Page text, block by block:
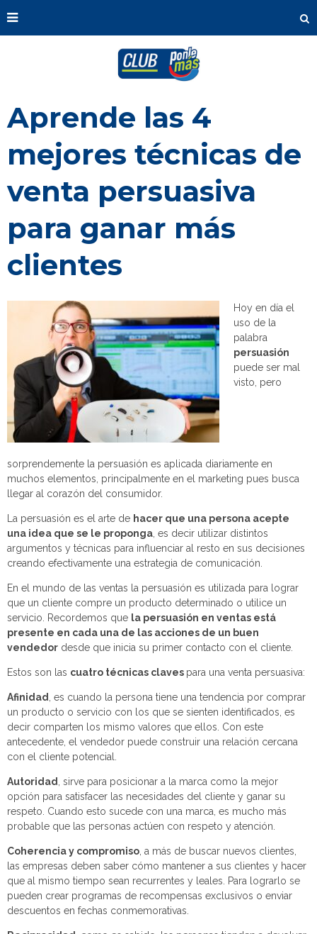
Aprende las 4
mejores técnicas de
venta persuasiva
para ganar más
clientes
Hoy en día el
uso de la
palabra
persuasión
puede ser mal
visto, pero
sorprendemente la persuasión es aplicada diariamente en
muchos elementos, principalmente en el marketing pues busca
llegar al corazón del consumidor.
La persuasión es el arte de hacer que una persona acepte
una idea que se le proponga , es decir utilizar distintos
argumentos y técnicas para influenciar al resto en sus decisiones
creando efectivamente una estrategia de comunicación.
En el mundo de las ventas la persuasión es utilizada para lograr
que un cliente compre un producto determinado o utilice un
servicio. Recordemos que la persuasión en ventas está
presente en cada una de las acciones de un buen
vendedor desde que inicia su primer contacto con el cliente.
Estos son las cuatro técnicas claves para una venta persuasiva:
Afinidad
, es cuando la persona tiene una tendencia por comprar
un producto o servicio con los que se sienten identificados, es
decir comparten los mismo valores que ellos. Con este
antecedente, el vendedor puede construir una relación cercana
con el cliente potencial.
Autoridad
, sirve para posicionar a la marca como la mejor
opción para satisfacer las necesidades del cliente y ganar su
respeto. Cuando esto sucede con una marca, es mucho más
probable que las personas actúen con respeto y atención.
Coherencia y compromiso , a más de buscar nuevos clientes,
las empresas deben saber cómo mantener a sus clientes y hacer
que al mismo tiempo sean recurrentes y leales. Para lograrlo se
pueden crear programas de recompensas exclusivos o enviar
descuentos en fechas conmemorativas.